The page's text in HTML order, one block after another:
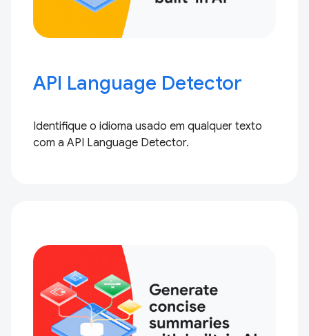
API Language Detector
Identifique o idioma usado em qualquer texto
com a API Language Detector.